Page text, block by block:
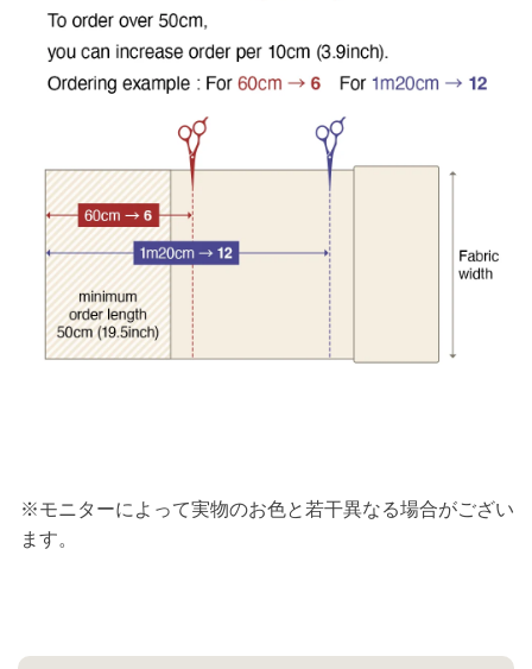
※モニターによって実物のお色と若干異なる場合がござい
ます。